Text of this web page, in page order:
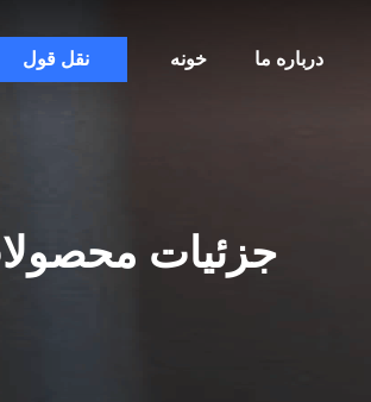
خونه درباره ما نقل قول
جزئیات